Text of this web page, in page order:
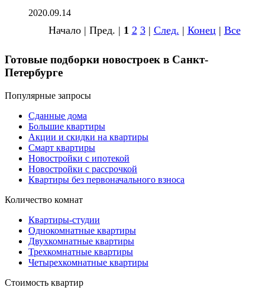
2020.09.14
Начало | Пред. | 1 2 3| След. | Конец | Все
Готовые подборки новостроек в Санкт-
Петербурге
Популярные запросы
Сданные дома
Большие квартиры
Акции и скидки на квартиры
Смарт квартиры
Новостройки с ипотекой
Новостройки с рассрочкой
Квартиры без первоначального взноса
Количество комнат
Квартиры-студии
Однокомнатные квартиры
Двухкомнатные квартиры
Трехкомнатные квартиры
Четырехкомнатные квартиры
Стоимость квартир